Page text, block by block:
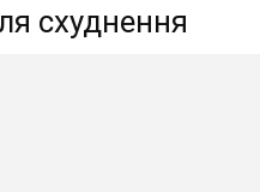
схуднення